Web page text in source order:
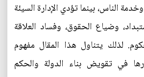
وخدمة الناس، بينما تؤدي الإدارة السيئة
وضياع الحقوق، وفساد العلاقة
لذلك يتناول هذا المقال مفهوم
في تقويض بناء الدولة والحكم